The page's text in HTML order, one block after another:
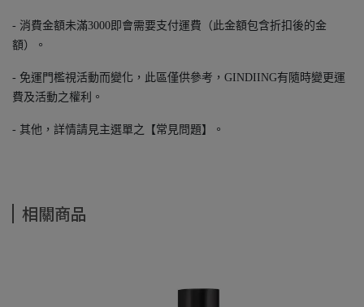
- 消費金額未滿3000即會需要支付運費（此金額包含折扣後的金
額）。
- 免運門檻視活動而變化，此區僅供參考，GINDIING有隨時變更運
費及活動之權利。
- 其他，詳情請見主選單之【常見問題】。
相關商品